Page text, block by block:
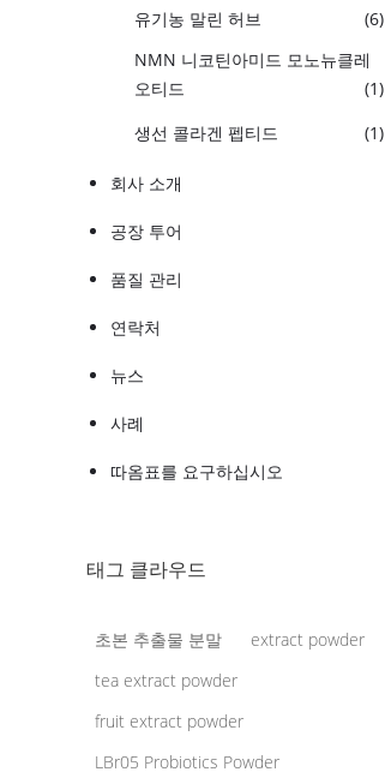
유기농 말린 허브
(6)
NMN 니코틴아미드 모노뉴클레
오티드
(1)
생선 콜라겐 펩티드
(1)
회사 소개
공장 투어
품질 관리
연락처
뉴스
사례
따옴표를 요구하십시오
태그 클라우드
초본 추출물 분말
extract powder
tea extract powder
fruit extract powder
LBr05 Probiotics Powder